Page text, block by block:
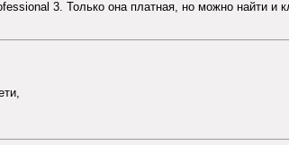
3. Только она платная, но можно найти и